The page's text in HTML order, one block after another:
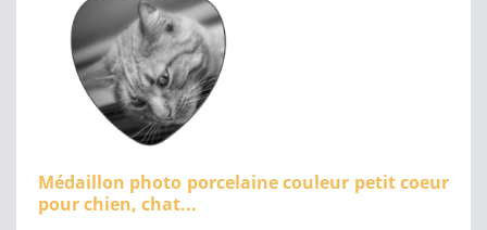
Médaillon photo porcelaine couleur petit coeur
pour chien, chat...